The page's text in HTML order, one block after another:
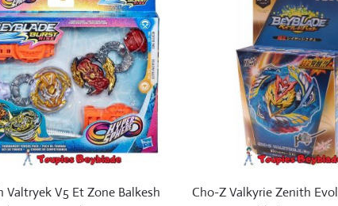
Valtryek V5 Et Zone Balkesh
Cho-Z Valkyrie Zenith